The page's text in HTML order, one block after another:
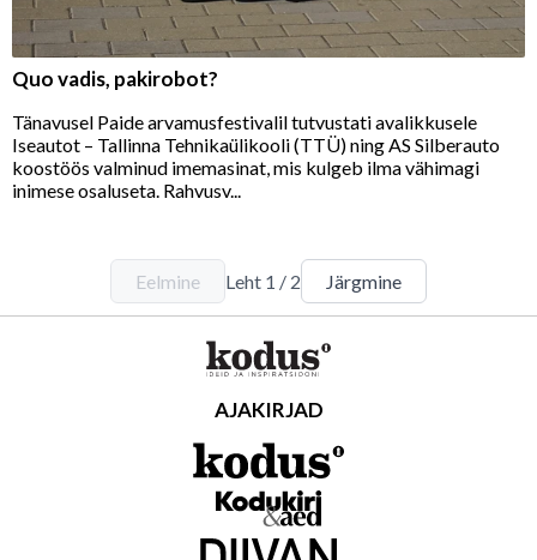
Quo vadis, pakirobot?
Tänavusel Paide arvamusfestivalil tutvustati avalikkusele
Iseautot – Tallinna Tehnikaülikooli (TTÜ) ning AS Silberauto
koostöös valminud imemasinat, mis kulgeb ilma vähimagi
inimese osaluseta. Rahvusv...
Eelmine Leht 1 / 2 Järgmine
AJAKIRJAD